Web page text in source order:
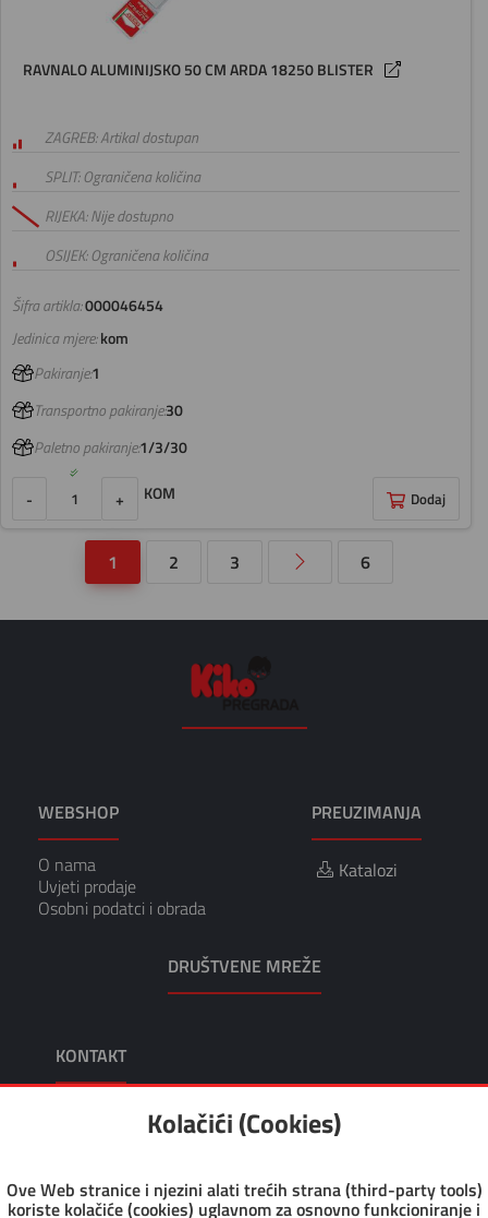
RAVNALO ALUMINIJSKO 50 CM ARDA 18250 BLISTER
Šifra artikla:000046454
ZAGREB: Artikal dostupan
SPLIT: Ograničena količina
RIJEKA: Nije dostupno
OSIJEK: Ograničena količina
Jedinica mjere:kom
Pakiranje:1
Transportno pakiranje:30
Paletno pakiranje:1/3/30
- + KOM Dodaj
1 2 3 6
WEBSHOP
O nama
Uvjeti prodaje
Osobni podatci i obrada
PREUZIMANJA
Katalozi
DRUŠTVENE MREŽE
KONTAKT
KIKO TRGOVINA I USLUGE, VL. TOMISLAV KRUŠEC
Adresa: Dragutina Kunovića 10 49218 Pregrada
Fax: +385 49 376 008
Email: kiko@kiko.hr
Kolačići (Cookies)
Ove Web stranice i njezini alati trećih strana (third-party tools)
koriste kolačiće (cookies) uglavnom za osnovno funkcioniranje i